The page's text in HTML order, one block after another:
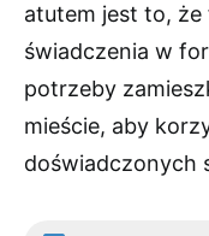
atutem jest to,
świadczenia w
potrzeby
mieście, aby
doświadczonych